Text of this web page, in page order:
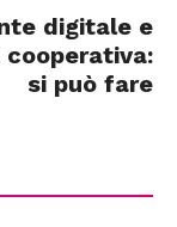
digitale e
si può fare